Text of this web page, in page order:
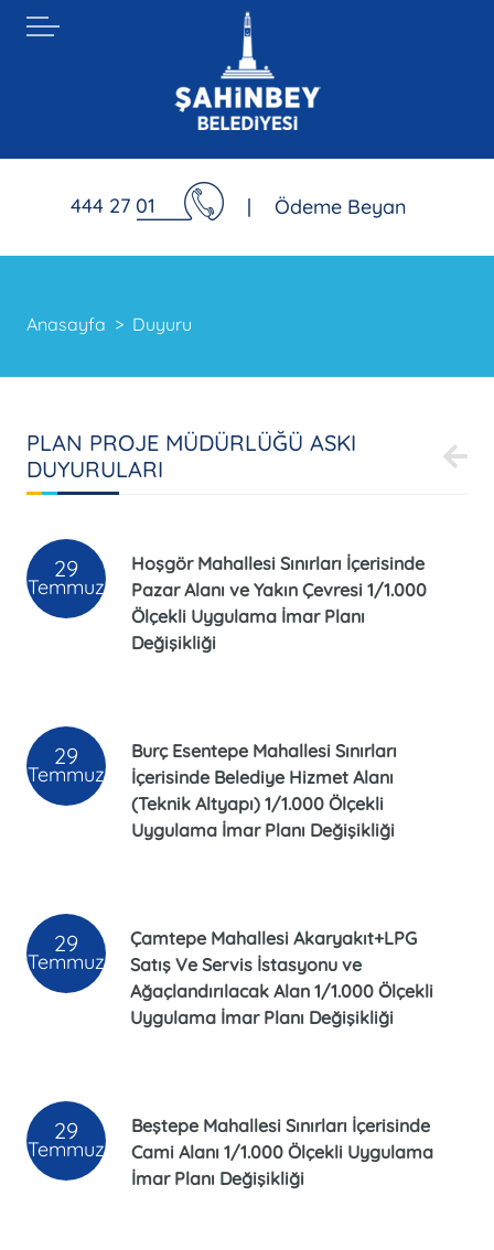
444 27 01 | Ödeme Beyan
Anasayfa Duyuru
PLAN PROJE MÜDÜRLÜĞÜ ASKI
DUYURULARI
29
Temmuz
Hoşgör Mahallesi Sınırları İçerisinde
Pazar Alanı ve Yakın Çevresi 1/1.000
Ölçekli Uygulama İmar Planı
Değişikliği
29
Temmuz
Burç Esentepe Mahallesi Sınırları
İçerisinde Belediye Hizmet Alanı
(Teknik Altyapı) 1/1.000 Ölçekli
Uygulama İmar Planı Değişikliği
29
Temmuz
Çamtepe Mahallesi Akaryakıt+LPG
Satış Ve Servis İstasyonu ve
Ağaçlandırılacak Alan 1/1.000 Ölçekli
Uygulama İmar Planı Değişikliği
29
Temmuz
Beştepe Mahallesi Sınırları İçerisinde
Cami Alanı 1/1.000 Ölçekli Uygulama
İmar Planı Değişikliği